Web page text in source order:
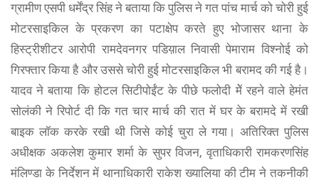
ग्रामीण एसपी धर्मेंद्र सिंह ने बताया कि पुलिस ने गत पांच मार्च को चोरी हुई
मोटरसाइकिल के प्रकरण का पटाक्षेप करते हुए भोजासर थाना के
हिस्ट्रीशीटर आरोपी रामदेवनगर पडिय़ाल निवासी पेमाराम विश्नोई को
गिरफ्तार किया है और उससे चोरी हुई मोटरसाइकिल भी बरामद की गई है।
यादव ने बताया कि होटल सिटीपोईंट के पीछे फलोदी मेें रहने वाले हेमंत
सोलंकी ने रिपोर्ट दी कि गत चार मार्च की रात में घर के बरामदे में रखी
बाइक लॉक करके रखी थी जिसे कोई चुरा ले गया। अतिरिक्त पुलिस
अधीक्षक अकलेश कुमार शर्मा के सुपर विजन, वृताधिकारी रामकरणसिंह
मंलिण्डा के निर्देशन में थानाधिकारी राकेश ख्यालिया की टीम ने तकनीकी